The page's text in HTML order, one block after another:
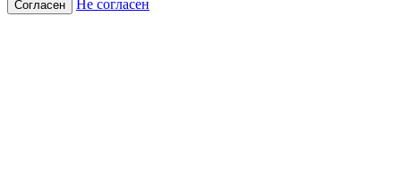
Согласен Не согласен